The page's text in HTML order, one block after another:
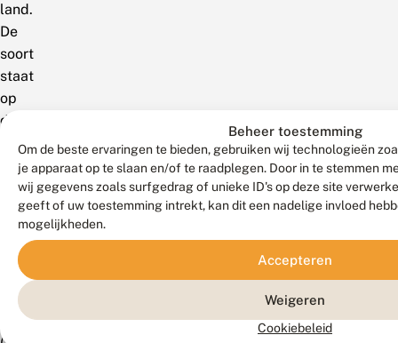
Beheer toestemming
Om de beste ervaringen te bieden, gebruiken wij technologieën
je apparaat op te slaan en/of te raadplegen. Door in te stemmen
wij gegevens zoals surfgedrag of unieke ID's op deze site
geeft of uw toestemming intrekt, kan dit een nadelige invloed
mogelijkheden.
Accepteren
Weigeren
Cookiebeleid
land.
De
soort
staat
op
de
Rode
Lijst
van
Vlaanderen
als
Momenteel
niet
Gevaar